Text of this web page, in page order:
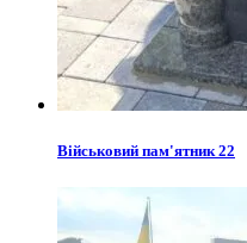
Військовий пам'ятник 22